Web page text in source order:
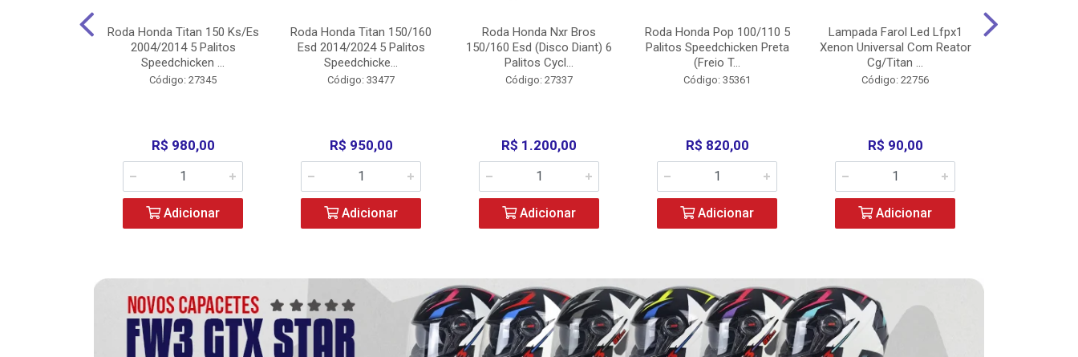
Roda Honda Titan 150 Ks/Es
2004/2014 5 Palitos
Speedchicken ...
Código: 27345
R$ 980,00
Adicionar
Roda Honda Titan 150/160
Esd 2014/2024 5 Palitos
Speedchicke...
Código: 33477
R$ 950,00
Adicionar
Roda Honda Nxr Bros
150/160 Esd (Disco Diant) 6
Palitos Cycl...
Código: 27337
R$ 1.200,00
Adicionar
Roda Honda Pop 100/110 5
Palitos Speedchicken Preta
(Freio T...
Código: 35361
R$ 820,00
Adicionar
Lampada Farol Led Lfpx1
Xenon Universal Com Reator
Cg/Titan ...
Código: 22756
R$ 90,00
Adicionar